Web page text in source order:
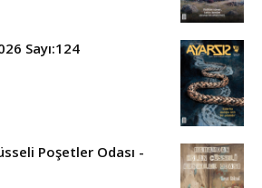
Sayı:124
Poşetler Odası -